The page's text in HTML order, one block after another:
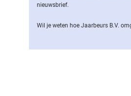
nieuwsbrief.
Wil je weten hoe Jaarbeurs B.V.